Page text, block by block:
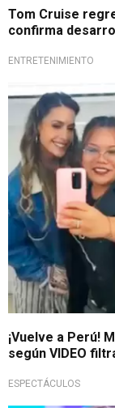
Tom Cruise
confirma
ENTRETENIMIENTO
Ilusión para sus
¡Vuelve a Perú!
según VIDEO
ESPECTÁCULOS